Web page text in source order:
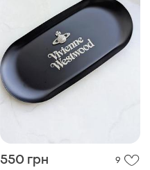
550 грн 9